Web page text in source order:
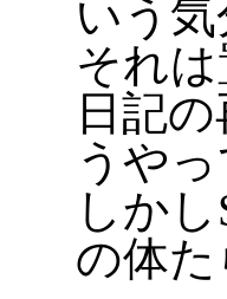
いう
それ
日記
うや
しか
の体